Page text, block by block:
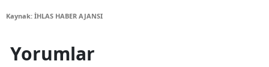
Kaynak: İHLAS HABER AJANSI
Yorumlar